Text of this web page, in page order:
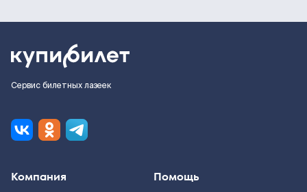
Сервис билетных лазеек
Компания Помощь